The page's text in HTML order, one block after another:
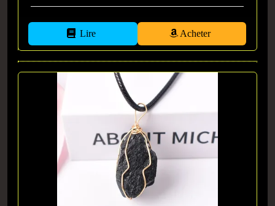
Lire Acheter